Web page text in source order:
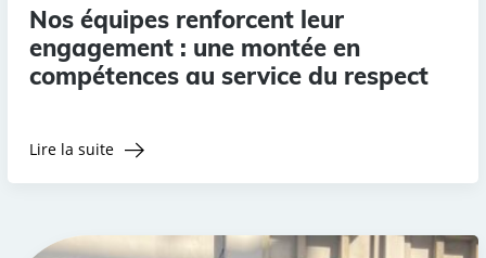
Nos équipes renforcent leur
engagement : une montée en
compétences au service du respect
Lire la suite